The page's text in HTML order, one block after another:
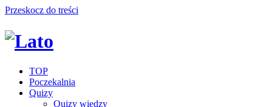
Przeskocz do treści
TOP
Poczekalnia
Quizy
Quizy wiedzy